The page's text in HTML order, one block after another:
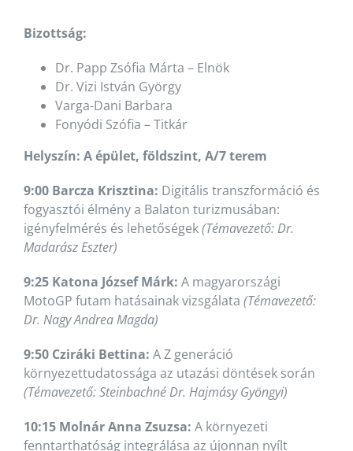
Bizottság:
Dr. Papp Zsófia Márta – Elnök
Dr. Vizi István György
Varga-Dani Barbara
Fonyódi Szófia – Titkár
Helyszín: A épület, földszint, A/7 terem
9:00 Barcza Krisztina: Digitális transzformáció és
fogyasztói élmény a Balaton turizmusában:
igényfelmérés és lehetőségek(Témavezető: Dr.
Madarász Eszter)
9:25 Katona József Márk: A magyarországi
MotoGP futam hatásainak vizsgálata (Témavezető:
Dr. Nagy Andrea Magda)
9:50 Cziráki Bettina: A Z generáció
környezettudatossága az utazási döntések során
(Témavezető: Steinbachné Dr. Hajmásy Gyöngyi)
10:15 Molnár Anna Zsuzsa: A környezeti
fenntarthatóság integrálása az újonnan nyílt